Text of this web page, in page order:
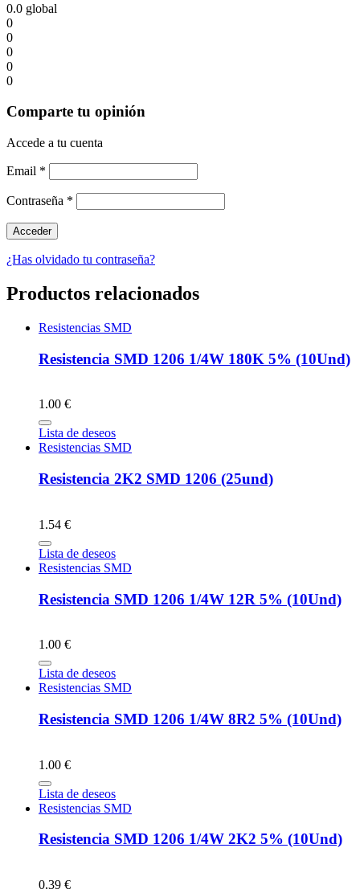
0.0 global
0
0
0
0
0
Comparte tu opinión
Accede a tu cuenta
Email *
Contraseña *
¿Has olvidado tu contraseña?
Productos relacionados
Resistencias SMD
Resistencia SMD 1206 1/4W 180K 5% (10Und)
1.00 €
Lista de deseos
Resistencias SMD
Resistencia 2K2 SMD 1206 (25und)
1.54 €
Lista de deseos
Resistencias SMD
Resistencia SMD 1206 1/4W 12R 5% (10Und)
1.00 €
Lista de deseos
Resistencias SMD
Resistencia SMD 1206 1/4W 8R2 5% (10Und)
1.00 €
Lista de deseos
Resistencias SMD
Resistencia SMD 1206 1/4W 2K2 5% (10Und)
0.39 €